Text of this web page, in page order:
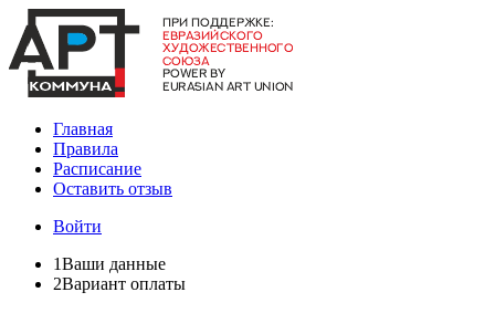
Главная
Правила
Расписание
Оставить отзыв
Войти
1Ваши данные
2Вариант оплаты